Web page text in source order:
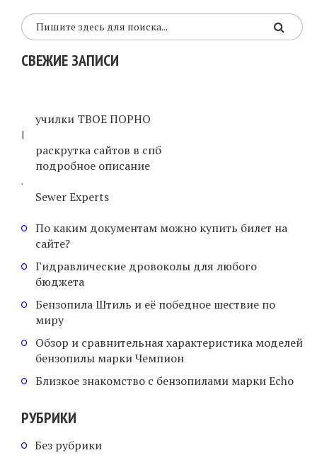
СВЕЖИЕ ЗАПИСИ
училки ТВОЕ ПОРНО
|
раскрутка сайтов в спб
подробное описание
.
Sewer Experts
По каким документам можно купить билет на
сайте?
Гидравлические дровоколы для любого
бюджета
Бензопила Штиль и её победное шествие по
миру
Обзор и сравнительная характеристика моделей
бензопилы марки Чемпион
Близкое знакомство с бензопилами марки Echo
РУБРИКИ
Без рубрики